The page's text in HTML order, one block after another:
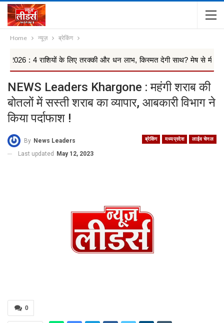
Home न्यूज़ ब्रेकिंग
के लिए तरक्की और धन लाभ, किस्मत देगी साथ? मेष से मीन तक 12 ...
NEWS Leaders Khargone : महंगी शराब की
बोतलों में सस्ती शराब का व्यापार, आबकारी विभाग ने
किया पर्दाफाश !
ब्रेकिंग मध्यप्रदेश लाईव चेनल
By News Leaders
Last updated May 12, 2023
0